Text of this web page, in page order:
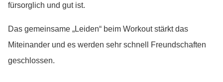
fürsorglich und gut ist.
Das gemeinsame „Leiden“ beim Workout stärkt das
Miteinander und es werden sehr schnell Freundschaften
geschlossen.